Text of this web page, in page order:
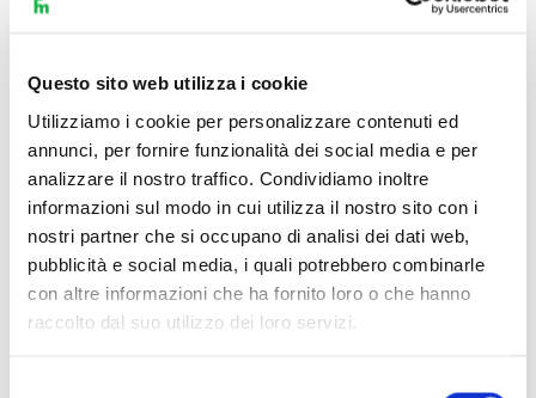
Questo sito web utilizza i cookie
Utilizziamo i cookie per personalizzare contenuti ed
annunci, per fornire funzionalità dei social media e per
analizzare il nostro traffico. Condividiamo inoltre
informazioni sul modo in cui utilizza il nostro sito con i
nostri partner che si occupano di analisi dei dati web,
pubblicità e social media, i quali potrebbero combinarle
con altre informazioni che ha fornito loro o che hanno
raccolto dal suo utilizzo dei loro servizi.